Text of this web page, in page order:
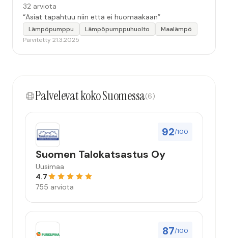
32 arviota
“Asiat tapahtuu niin että ei huomaakaan”
Lämpöpumppu Lämpöpumppuhuolto
Maalämpö
Päivitetty 21.3.2025
Palvelevat koko Suomessa(6)
92/100
Suomen Talokatsastus Oy
Uusimaa
4.7
755 arviota
87/100